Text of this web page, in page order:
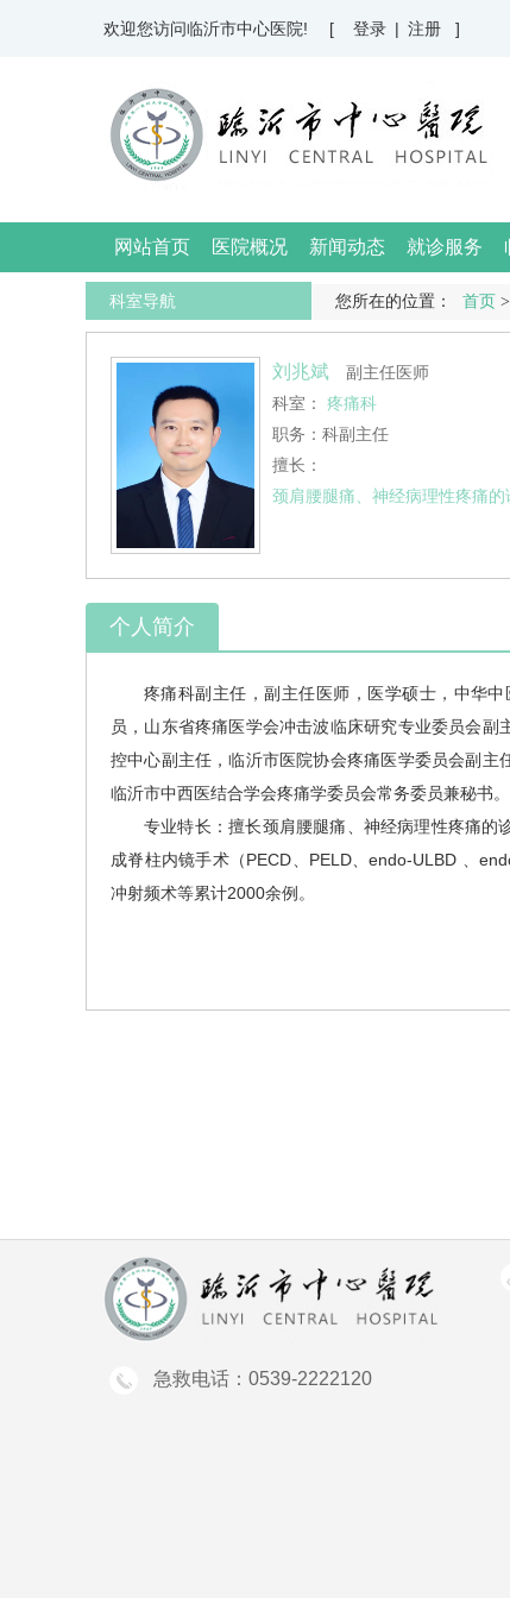
欢迎您访问临沂市中心医院! [ 登录 | 注册 ]
网站首页 医院概况 新闻动态 就诊服务
您所在的位置： 首页
科室导航
刘兆斌
副主任医师
科室： 疼痛科
职务：科副主任
擅长：
颈肩腰腿痛、神经病理性疼痛的
个人简介
疼痛科副主任，副主任医师，医学硕士，中华
员，山东省疼痛医学会冲击波临床研究专业委员会
控中心副主任，临沂市医院协会疼痛医学委员会副主
临沂市中西医结合学会疼痛学委员会常务委员兼秘书。
专业特长：擅长颈肩腰腿痛、神经病理性疼痛
成脊柱内镜手术（PECD、PELD、endo-ULBD 、
冲射频术等累计2000余例。
急救电话：0539-2222120